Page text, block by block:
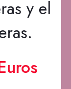
y el